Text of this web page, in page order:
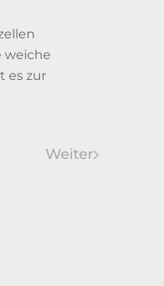
weiche
es zur
Weiter